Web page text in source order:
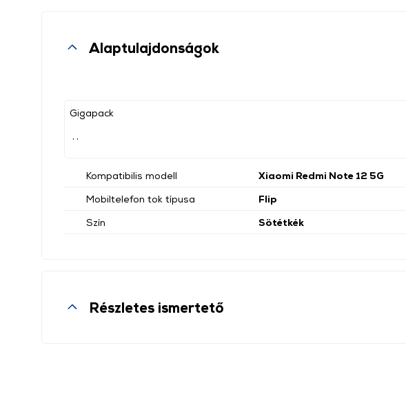
Alaptulajdonságok
Gigapack
Kompatibilis modell
Xiaomi Redmi Note 12 5G
Mobiltelefon tok típusa
Flip
Szín
Sötétkék
Részletes ismertető